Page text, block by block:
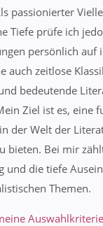
passionierter
Tiefe prüfe ich
persönlich auf
auch zeitlose
bedeutende
Ziel ist es, eine
der Welt der
bieten. Bei mir
und die tiefe
Themen.